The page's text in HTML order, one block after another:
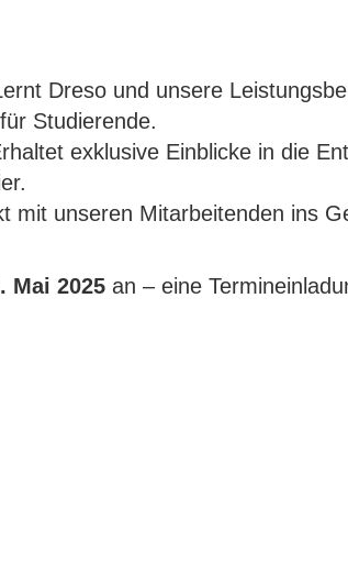
Dreso und unsere
Studierende.
exklusive Einblicke in die
mit unseren Mitarbeitenden ins
Mai 2025 an – eine